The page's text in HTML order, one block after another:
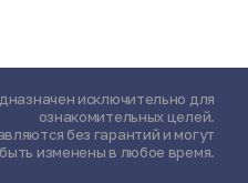
исключительно для
ознакомительных целей.
без гарантий и могут
быть изменены в любое время.